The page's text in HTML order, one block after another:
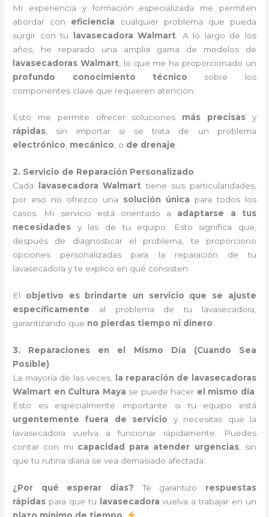
Mi experiencia y formación especializada me permiten
abordar con eficiencia cualquier problema que pueda
surgir con tu lavasecadora Walmart . A lo largo de los
años, he reparado una amplia gama de modelos de
lavasecadoras Walmart , lo que me ha proporcionado un
profundo conocimiento técnico sobre los
componentes clave que requieren atención.
Esto me permite ofrecer soluciones más precisas y
rápidas, sin importar si se trata de un problema
electrónico, mecánico, o de drenaje.
2. Servicio de Reparación Personalizado
Cada
lavasecadora Walmart tiene sus particularidades,
por eso no ofrezco una solución única para todos los
casos. Mi servicio está orientado a adaptarse a tus
necesidades y las de tu equipo. Esto significa que,
después de diagnosticar el problema, te proporciono
opciones personalizadas para la reparación de tu
lavasecadora y te explico en qué consisten.
El objetivo es brindarte un servicio que se ajuste
específicamente al problema de tu lavasecadora,
garantizando que no pierdas tiempo ni dinero
3. Reparaciones en el Mismo Día (Cuando Sea
Posible)
La mayoría de las veces,
la reparación de lavasecadoras
Walmart en Cultura Maya se puede hacer el mismo día
Esto es especialmente importante si tu equipo está
urgentemente fuera de servicio y necesitas que la
lavasecadora vuelva a funcionar rápidamente. Puedes
contar con mi capacidad para atender urgencias, sin
que tu rutina diaria se vea demasiado afectada.
¿Por qué esperar días? Te garantizo respuestas
rápidas para que tu lavasecadora vuelva a trabajar en un